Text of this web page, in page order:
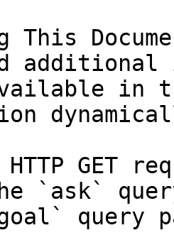
This
in
HTTP GET
`ask`
query